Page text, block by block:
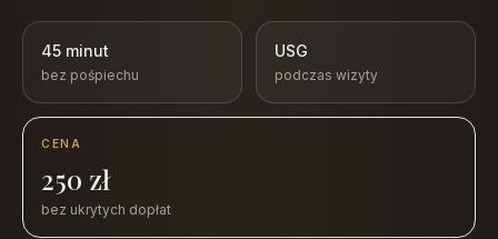
45 minut
bez pośpiechu
USG
podczas wizyty
CENA
250 zł
bez ukrytych dopłat